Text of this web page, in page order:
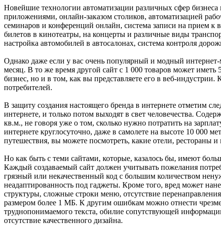
Новейшие технологии автоматизации различных сфер
приложениями, онлайн-заказом столиков, автоматизацией
семинаров и конференций онлайн, система записи на прием к
билетов в кинотеатры, на концерты и различные виды
настройка автомобилей в автосалонах, система контроля
Однако даже если у вас очень популярный и модный
месяц. В то же время другой сайт с 1 000 товаров может
бизнес, но и в том, как вы представляете его в веб-
потребителей.
В защиту создания настоящего бренда в интернете отметим
интернете, и только потом выходят в свет человечества.
кв.м., не говоря уже о том, сколько нужно потратить на
интернете круглосуточно, даже в самолете на высоте 10 000
путешествия, вы можете посмотреть, какие отели, рестораны и
Но как быть с теми сайтами, которые, казалось бы, имеют
Каждый создаваемый сайт должен учитывать пожелания
грязный или некачественный код с большим количеством
неадаптированность под гаджеты. Кроме того, вред может
структуры, сложные строки меню, отсутствие
размером более 1 МБ. К другим ошибкам можно отнести
труднопонимаемого текста, обилие сопутствующей
отсутствие качественного дизайна.